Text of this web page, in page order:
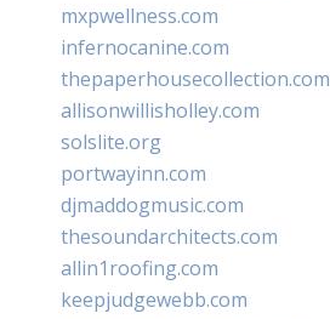
mxpwellness.com
infernocanine.com
thepaperhousecollection.com
allisonwillisholley.com
solslite.org
portwayinn.com
djmaddogmusic.com
thesoundarchitects.com
allin1roofing.com
keepjudgewebb.com